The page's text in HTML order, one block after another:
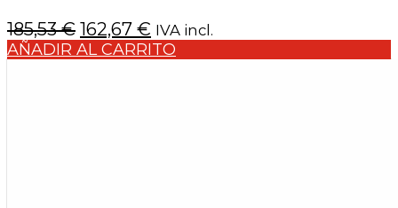
185,53€ El
precio
162,67 € El
precio
IVA incl.
AÑADIR AL CARRITO